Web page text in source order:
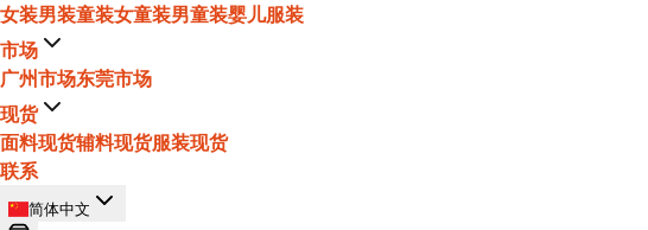
女装男装童装女童装男童装婴儿服装
市场
广州市场东莞市场
现货
面料现货辅料现货服装现货
联系
简体中文